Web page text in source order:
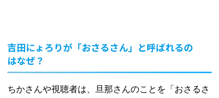
吉田にょろりが「おさるさん」と呼ばれるの
はなぜ？
ちかさんや視聴者は、旦那さんのことを「おさるさ